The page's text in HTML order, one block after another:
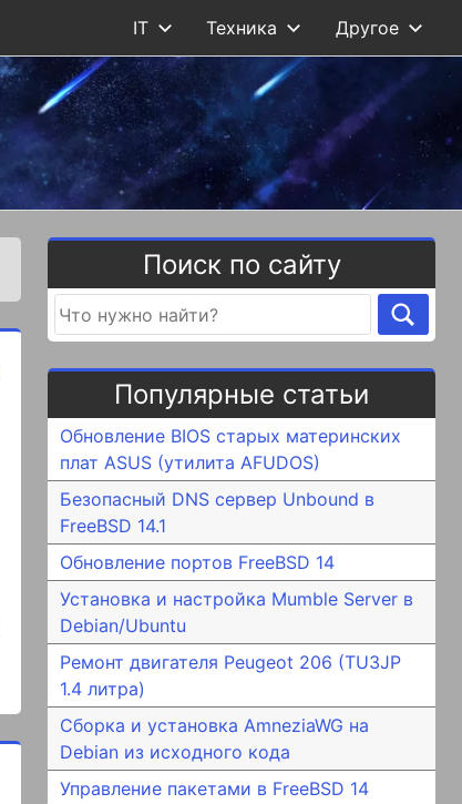
IT Техника Другое
Поиск по сайту
Популярные статьи
Обновление BIOS старых материнских
плат ASUS (утилита AFUDOS)
Безопасный DNS сервер Unbound в
FreeBSD 14.1
Обновление портов FreeBSD 14
Установка и настройка Mumble Server в
Debian/Ubuntu
Ремонт двигателя Peugeot 206 (TU3JP
1.4 литра)
Сборка и установка AmneziaWG на
Debian из исходного кода
Управление пакетами в FreeBSD 14